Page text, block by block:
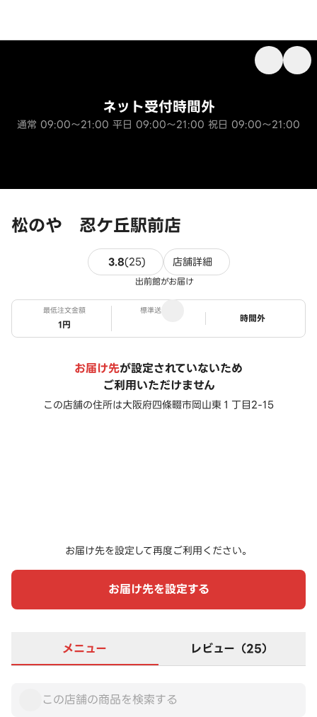
松のや 忍ケ丘駅前店
ネット受付時間外
通常 09:00～21:00 平日 09:00～21:00 祝日 09:00～21:00
3.8(25)25件のレビュー
店舗詳細
出前館がお届け
最低注文金額
1円
標準送料
ステータス
時間外
お届け先が設定されていないため
ご利用いただけません
この店舗の住所は大阪府四條畷市岡山東１丁目2-15
お届け先を設定して再度ご利用ください。
お届け先を設定する
メニュー レビュー（25）